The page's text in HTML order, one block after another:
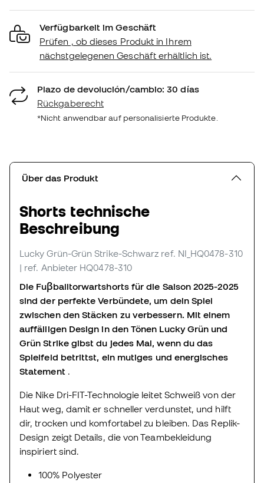
Verfügbarkeit im Geschäft
Prüfen , ob dieses Produkt in Ihrem
nächstgelegenen Geschäft erhältlich ist.
Plazo de devolución/cambio: 30 días
Rückgaberecht
*Nicht anwendbar auf personalisierte Produkte.
Über das Produkt
Shorts technische
Beschreibung
Lucky Grün-Grün Strike-Schwarz ref. NI_HQ0478-310
| ref. Anbieter HQ0478-310
Die Fuβballtorwartshorts für die Saison 2025-2025
sind der perfekte Verbündete, um dein Spiel
zwischen den Stäcken zu verbessern. Mit einem
auffälligen Design in den Tönen Lucky Grün und
Grün Strike gibst du jedes Mal, wenn du das
Spielfeld betrittst, ein mutiges und energisches
Statement .
Die Nike Dri-FIT-Technologie leitet Schweiß von der
Haut weg, damit er schneller verdunstet, und hilft
dir, trocken und komfortabel zu bleiben. Das Replik-
Design zeigt Details, die von Teambekleidung
inspiriert sind.
100% Polyester